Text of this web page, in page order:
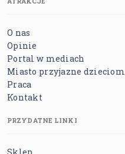
O nas
Opinie
Portal w mediach
Miasto przyjazne dzieciom
Praca
Kontakt
PRZYDATNE LINKI